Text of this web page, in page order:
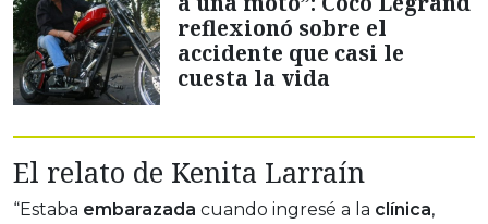
reflexionó sobre el
accidente que casi le
cuesta la vida
El relato de Kenita Larraín
“Estaba embarazada cuando ingresé a la clínica,